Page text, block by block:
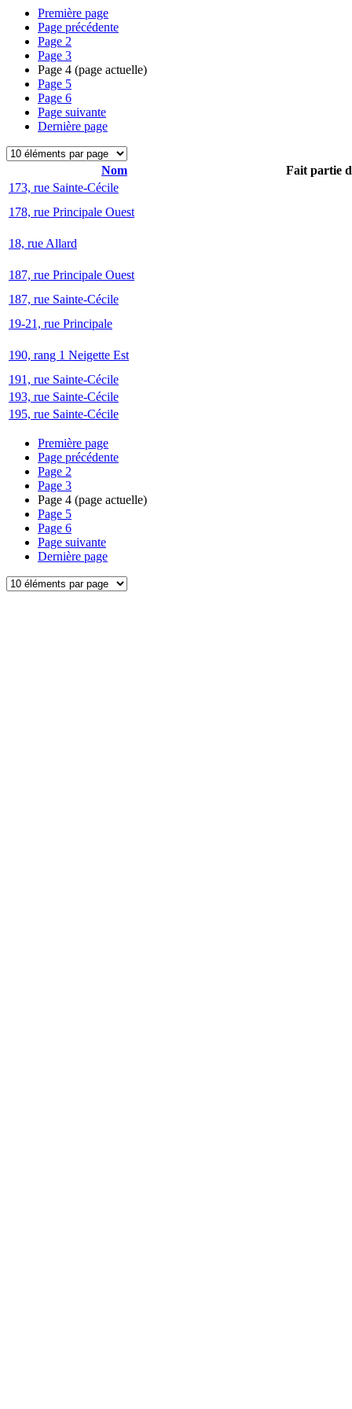
Première page
Page précédente
Page 2
Page 3
Page 4 (page actuelle)
Page 5
Page 6
Page suivante
Dernière page
Nom
Fait partie
173, rue Sainte-Cécile
178, rue Principale Ouest
18, rue Allard
187, rue Principale Ouest
187, rue Sainte-Cécile
19-21, rue Principale
190, rang 1 Neigette Est
191, rue Sainte-Cécile
193, rue Sainte-Cécile
195, rue Sainte-Cécile
Première page
Page précédente
Page 2
Page 3
Page 4 (page actuelle)
Page 5
Page 6
Page suivante
Dernière page